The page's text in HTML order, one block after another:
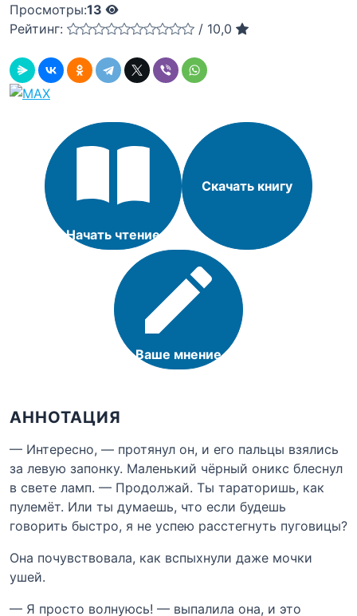
Просмотры:13
Рейтинг:
/ 10,0
Начать чтение
Скачать книгу
Ваше мнение
АННОТАЦИЯ
— Интересно, — протянул он, и его пальцы взялись
за левую запонку. Маленький чёрный оникс блеснул
в свете ламп. — Продолжай. Ты тараторишь, как
пулемёт. Или ты думаешь, что если будешь
говорить быстро, я не успею расстегнуть пуговицы?
Она почувствовала, как вспыхнули даже мочки
ушей.
— Я просто волнуюсь! — выпалила она, и это